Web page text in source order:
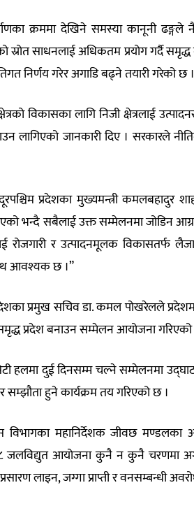
क्रममा देखिने समस्या कानूनी
साधनलाई अधिकतम प्रयोग गर्दै समृद्ध
निर्णय गरेर अगाडि बढ्ने तयारी गरेको छ ।
विकासका लागि निजी क्षेत्रलाई
लागिएको जानकारी दिए । सरकारले
प्रदेशका मुख्यमन्त्री कमलबहादुर
भन्दै सबैलाई उक्त सम्मेलनमा जोडिन
रोजगारी र उत्पादनमूलक विकासतर्फ
आवश्यक छ ।”
प्रमुख सचिव डा. कमल पोखरेलले
प्रदेश बनाउन सम्मेलन आयोजना गरिएको
हलमा दुई दिनसम्म चल्ने सम्मेलनमा
सम्झौता हुने कार्यक्रम तय गरिएको छ ।
विभागका महानिर्देशक जीवछ मण्डलका
जलविद्युत आयोजना कुनै न कुनै चरणमा
लाइन, जग्गा प्राप्ती र वनसम्बन्धी